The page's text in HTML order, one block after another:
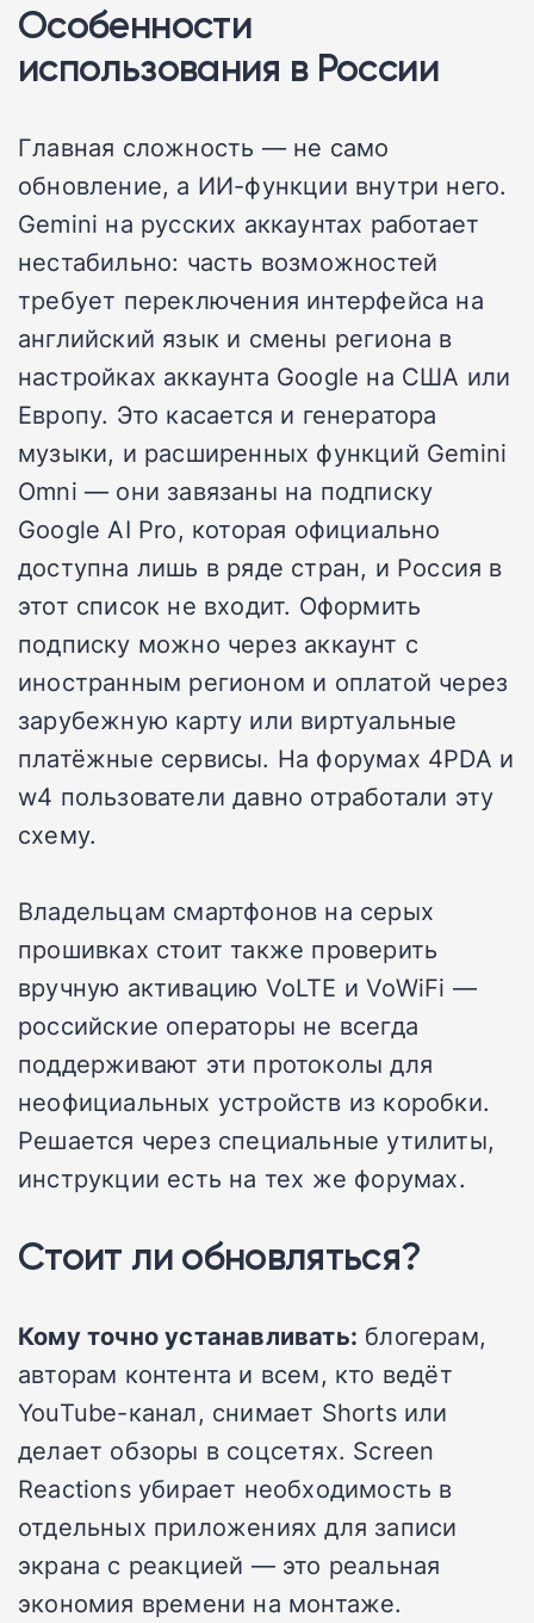
Особенности
использования в России
Главная сложность — не само
обновление, а ИИ-функции внутри него.
Gemini на русских аккаунтах работает
нестабильно: часть возможностей
требует переключения интерфейса на
английский язык и смены региона в
настройках аккаунта Google на США или
Европу. Это касается и генератора
музыки, и расширенных функций Gemini
Omni — они завязаны на подписку
Google AI Pro, которая официально
доступна лишь в ряде стран, и Россия в
этот список не входит. Оформить
подписку можно через аккаунт с
иностранным регионом и оплатой через
зарубежную карту или виртуальные
платёжные сервисы. На форумах 4PDA и
w4 пользователи давно отработали эту
схему.
Владельцам смартфонов на серых
прошивках стоит также проверить
вручную активацию VoLTE и VoWiFi —
российские операторы не всегда
поддерживают эти протоколы для
неофициальных устройств из коробки.
Решается через специальные утилиты,
инструкции есть на тех же форумах.
Стоит ли обновляться?
Кому точно устанавливать: блогерам,
авторам контента и всем, кто ведёт
YouTube-канал, снимает Shorts или
делает обзоры в соцсетях. Screen
Reactions убирает необходимость в
отдельных приложениях для записи
экрана с реакцией — это реальная
экономия времени на монтаже.